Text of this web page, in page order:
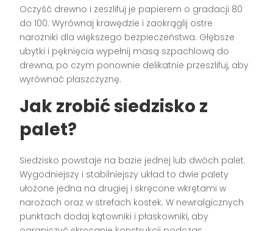
Oczyść drewno i zeszlifuj je papierem o gradacji 80
do 100. Wyrównaj krawędzie i zaokrąglij ostre
narożniki dla większego bezpieczeństwa. Głębsze
ubytki i pęknięcia wypełnij masą szpachlową do
drewna, po czym ponownie delikatnie przeszlifuj, aby
wyrównać płaszczyznę.
Jak zrobić siedzisko z
palet?
Siedzisko powstaje na bazie jednej lub dwóch palet.
Wygodniejszy i stabilniejszy układ to dwie palety
ułożone jedna na drugiej i skręcone wkrętami w
narożach oraz w strefach kostek. W newralgicznych
punktach dodaj kątowniki i płaskowniki, aby